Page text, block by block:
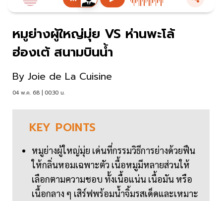
หมูย่างผู้ใหญ่มุ่ย VS ห่านพะโล้
ฮ่องเต้ สนามบินน้ำ
By Joie de La Cuisine
04 พ.ค. 68 | 00:30 น.
KEY POINTS
หมูย่างผู้ใหญ่มุ่ย เด่นที่กรรมวิธีการย่างด้วยฟืน
ให้กลิ่นหอมเฉพาะตัว เนื้อหมูมีหลายส่วนให้
เลือกตามความชอบ ทั้งเนื้อแน่น เนื้อมัน หรือ
เนื้อกลาง ๆ เสิร์ฟพร้อมน้ำจิ้มรสเด็ดและเหมาะ